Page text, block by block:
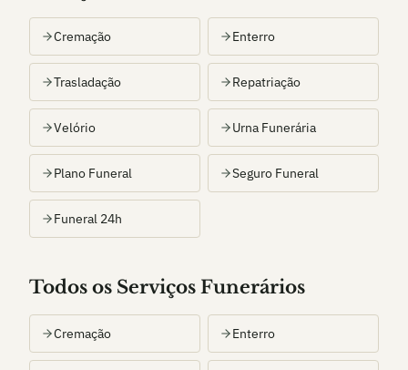
Cremação Enterro
Trasladação Repatriação
Velório Urna Funerária
Plano Funeral Seguro Funeral
Funeral 24h
Todos os Serviços Funerários
Cremação Enterro